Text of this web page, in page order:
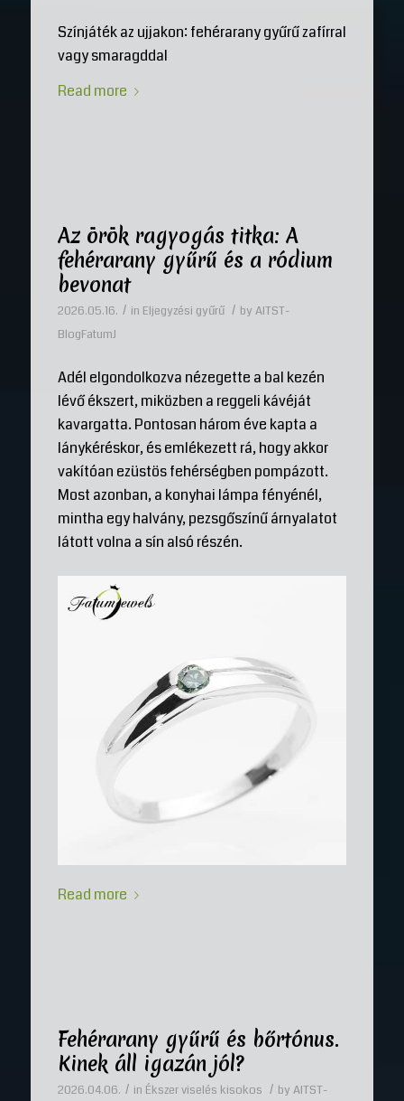
Színjáték az ujjakon: fehérarany gyűrű zafírral
vagy smaragddal
Read more
Az örök ragyogás titka: A
fehérarany gyűrű és a ródium
bevonat
2026.05.16. / in Eljegyzési gyűrű / by AITST-
BlogFatumJ
Adél elgondolkozva nézegette a bal kezén
lévő ékszert, miközben a reggeli kávéját
kavargatta. Pontosan három éve kapta a
lánykéréskor, és emlékezett rá, hogy akkor
vakítóan ezüstös fehérségben pompázott.
Most azonban, a konyhai lámpa fényénél,
mintha egy halvány, pezsgőszínű árnyalatot
látott volna a sín alsó részén.
Read more
Fehérarany gyűrű és bőrtónus.
Kinek áll igazán jól?
2026.04.06. / in Ékszer viselés kisokos / by AITST-